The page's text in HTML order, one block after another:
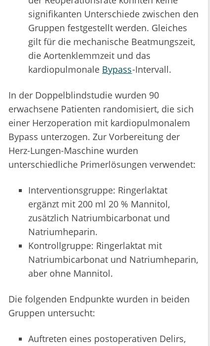
signifikanten Unterschiede zwischen den
Gruppen festgestellt werden. Gleiches
gilt für die mechanische Beatmungszeit,
die Aortenklemmzeit und das
kardiopulmonale Bypass-Intervall.
In der Doppelblindstudie wurden 90
erwachsene Patienten randomisiert, die sich
einer Herzoperation mit kardiopulmonalem
Bypass unterzogen. Zur Vorbereitung der
Herz-Lungen-Maschine wurden
unterschiedliche Primerlösungen verwendet:
Interventionsgruppe: Ringerlaktat
ergänzt mit 200 ml 20 % Mannitol,
zusätzlich Natriumbicarbonat und
Natriumheparin.
Kontrollgruppe: Ringerlaktat mit
Natriumbicarbonat und Natriumheparin,
aber ohne Mannitol.
Die folgenden Endpunkte wurden in beiden
Gruppen untersucht:
Auftreten eines postoperativen Delirs,